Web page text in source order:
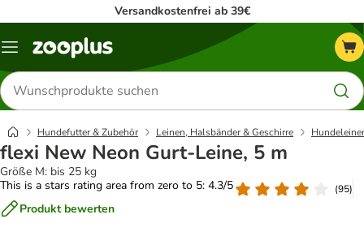
Versandkostenfrei ab 39€
Menü
Produkte
suchen
Hundefutter & Zubehör Leinen, Halsbänder & Geschirre
flexi New Neon Gurt-Leine, 5 m
Größe M: bis 25 kg
This is a stars rating area from zero to 5: 4.3/5
(95)
Produkt bewerten